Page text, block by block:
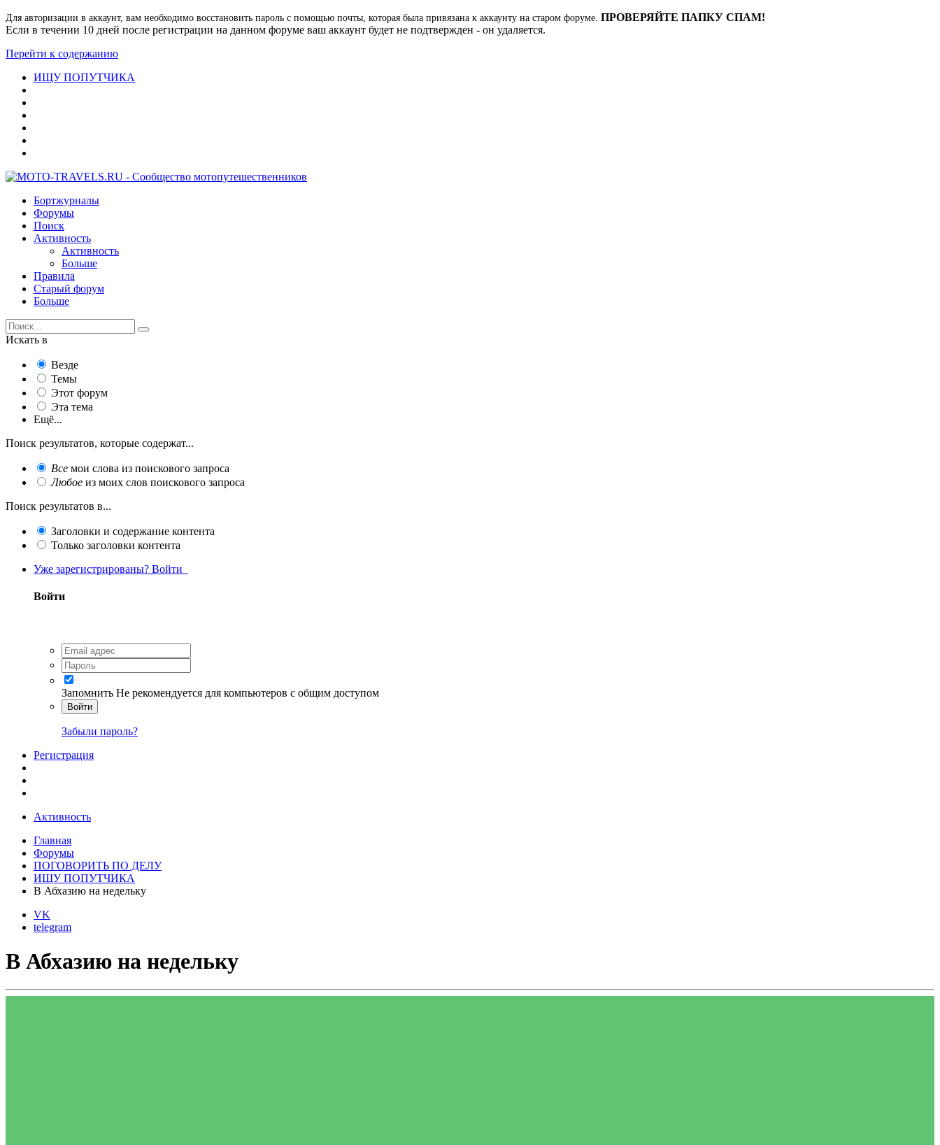
Для авторизации в аккаунт, вам необходимо восстановить пароль с помощью почты, которая была привязана к аккаунту на старом форуме. ПРОВЕРЯЙТЕ ПАПКУ СПАМ!
Если в течении 10 дней после регистрации на данном форуме ваш аккаунт будет не подтвержден - он удаляется.
Перейти к содержанию
ИЩУ ПОПУТЧИКА
Бортжурналы
Форумы
Поиск
Активность
Активность
Больше
Правила
Старый форум
Больше
Искать в
Везде
Темы
Этот форум
Эта тема
Ещё...
Поиск результатов, которые содержат...
Все мои слова из поискового запроса
Любое из моих слов поискового запроса
Поиск результатов в...
Заголовки и содержание контента
Только заголовки контента
Уже зарегистрированы? Войти
Войти
Запомнить Не рекомендуется для компьютеров с общим доступом
Войти
Забыли пароль?
Регистрация
Активность
Главная
Форумы
ПОГОВОРИТЬ ПО ДЕЛУ
ИЩУ ПОПУТЧИКА
В Абхазию на недельку
VK
telegram
В Абхазию на недельку